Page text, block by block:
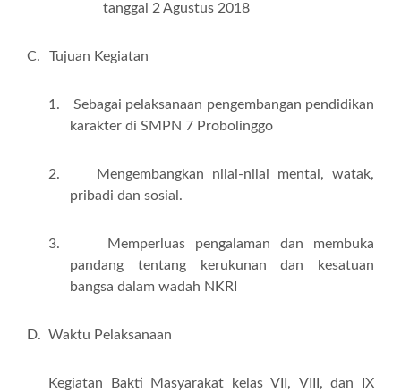
tanggal 2 Agustus 2018
C. Tujuan Kegiatan
1.
Sebagai pelaksanaan pengembangan pendidikan
karakter di SMPN 7 Probolinggo
2.
Mengembangkan nilai-nilai mental, watak,
pribadi dan sosial.
3.
Memperluas pengalaman dan membuka
pandang tentang kerukunan dan kesatuan
bangsa dalam wadah NKRI
D. Waktu Pelaksanaan
Kegiatan Bakti Masyarakat kelasVII, VIII , dan IX